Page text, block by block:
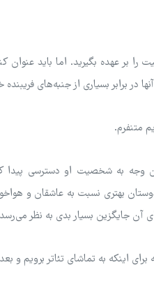
را بر عهده بگیرید. اما باید
در برابر بسیاری از جنبه‌های
متنفرم.
به شخصیت او دسترسی پیدا
بهتری نسبت به عاشقان و
جایگزین بسیار بدی به نظر
اینکه به تماشای تئاتر برویم